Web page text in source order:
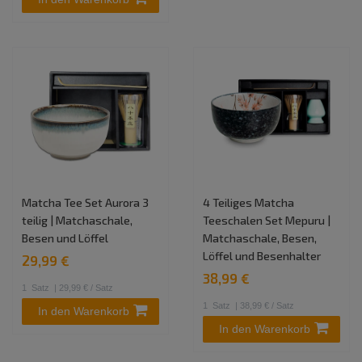
Matcha Tee Set Aurora 3
teilig | Matchaschale,
Besen und Löffel
29,99 €
1 Satz | 29,99 € / Satz
In den Warenkorb
4 Teiliges Matcha
Teeschalen Set Mepuru |
Matchaschale, Besen,
Löffel und Besenhalter
38,99 €
1 Satz | 38,99 € / Satz
In den Warenkorb